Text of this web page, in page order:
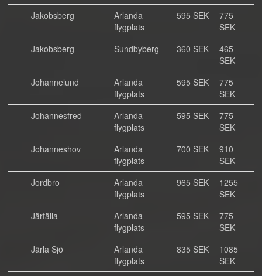
Jakobsberg
Arlanda
flygplats
595 SEK
775
SEK
Jakobsberg
Sundbyberg 360 SEK
465
SEK
Johannelund
Arlanda
flygplats
595 SEK
775
SEK
Johannesfred
Arlanda
flygplats
595 SEK
775
SEK
Johanneshov
Arlanda
flygplats
700 SEK
910
SEK
Jordbro
Arlanda
flygplats
965 SEK
1255
SEK
Järfälla
Arlanda
flygplats
595 SEK
775
SEK
Järla Sjö
Arlanda
flygplats
835 SEK
1085
SEK